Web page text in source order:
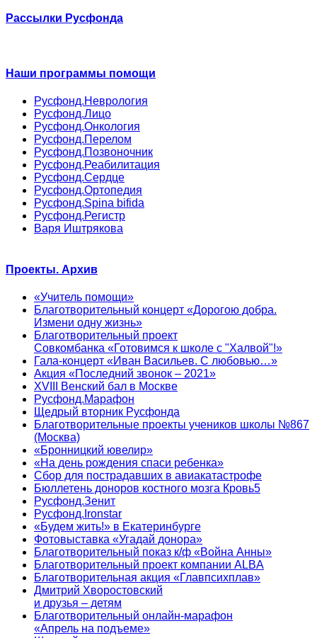
Рассылки Русфонда
Наши программы помощи
Русфонд.Неврология
Русфонд.Лицо
Русфонд.Онкология
Русфонд.Перелом
Русфонд.Позвоночник
Русфонд.Реабилитация
Русфонд.Сердце
Русфонд.Ортопедия
Русфонд.Spina bifida
Русфонд.Регистр
Варя Иштрякова
Проекты. Архив
«Учитель помощи»
Благотворительный концерт «Дорогою добра.
Измени одну жизнь»
Благотворительный проект
Совкомбанка «Готовимся к школе с "Халвой"!»
Гала-концерт «Иван Васильев. С любовью…»
Акция «Последний звонок – 2021»
XVIII Венский бал в Москве
Русфонд.Марафон
Щедрый вторник Русфонда
Благотворительные проекты учеников школы №867
(Москва)
«Бронницкий ювелир»
«На день рождения спаси ребенка»
Сбор для пострадавших в авиакатастрофе
Бюллетень доноров костного мозга Кровь5
Русфонд.Зенит
Русфонд.Ironstar
«Будем жить!» в Екатеринбурге
Фотовыставка «Угадай донора»
Благотворительный показ к/ф «Война Анны»
Благотворительный проект компании ALBA
Благотворительная акция «Главпсихплав»
Дмитрий Хворостовский
и друзья – детям
Благотворительный онлайн‑марафон
«Апрель на подъеме»